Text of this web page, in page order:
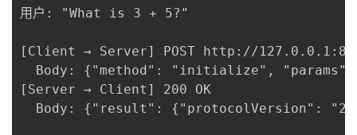
用户: "What is 3 + 5?"
[Client → Server] POST http://
Body: {"method": "initialize",
[Server → Client] 200 OK
Body: {"result": {"protocolVersion":